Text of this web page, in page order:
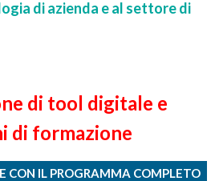
di azienda e al settore di
di tool digitale e
di formazione
CON IL PROGRAMMA COMPLETO